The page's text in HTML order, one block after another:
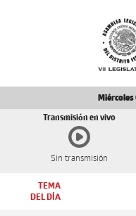
Transmisión en vivo
Sin transmisión
TEMA
DEL DÍA